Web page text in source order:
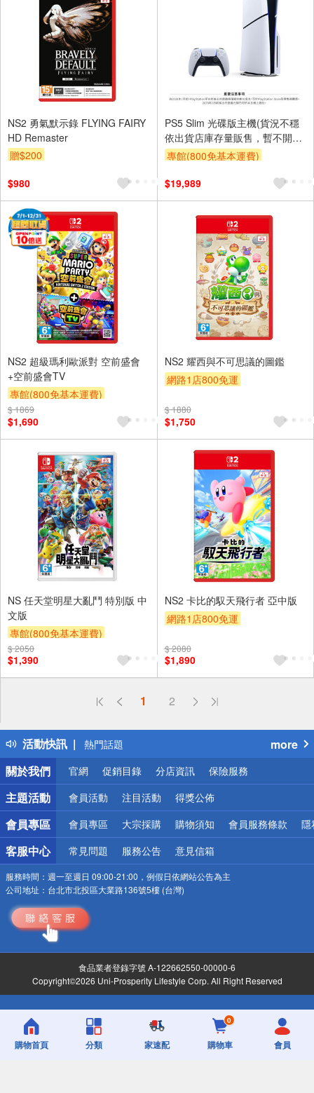
NS2 勇氣默示錄 FLYING FAIRY
HD Remaster
贈$200
$980
PS5 Slim 光碟版主機(貨況不穩
依出貨店庫存量販售，暫不開放
預購)
專館(800免基本運費)
$19,989
NS2 超級瑪利歐派對 空前盛會
+空前盛會TV
專館(800免基本運費)
$ 1869
$1,690
NS2 耀西與不可思議的圖鑑
網路1店800免運
$ 1880
$1,750
NS 任天堂明星大亂鬥 特別版 中
文版
專館(800免基本運費)
$ 2050
$1,390
NS2 卡比的馭天飛行者 亞中版
網路1店800免運
$ 2080
$1,890
1 2
活動快訊
偏遠地區配送
得獎公告
熱門話題
銀行優惠
偏遠地區配送
詐騙網頁！請小心！
more
關於我們
官網 促銷目錄 分店資訊 保險服務
主題活動 會員活動 注目活動 得獎公佈
會員專區 會員專區 大宗採購 購物須知 會員服務條款 隱
客服中心 常見問題 服務公告 意見信箱
服務時間： 週一至週日 09:00-21:00，例假日依網站公告為主
公司地址： 台北市北投區大業路136號5樓 (台灣)
食品業者登錄字號 A-122662550-00000-6
Copyright©2026 Uni-Prosperity Lifestyle Corp. All Right Reserved
購物首頁 分類 家速配
0
購物車 會員